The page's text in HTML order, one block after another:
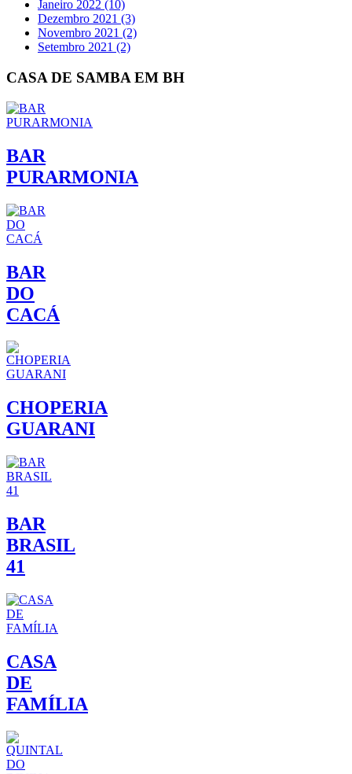
Janeiro 2022 (10)
Dezembro 2021 (3)
Novembro 2021 (2)
Setembro 2021 (2)
CASA DE SAMBA EM BH
BAR
PURARMONIA
BAR
DO
CACÁ
CHOPERIA
GUARANI
BAR
BRASIL
41
CASA
DE
FAMÍLIA